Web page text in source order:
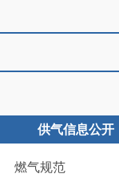
供气信息公开
燃气规范